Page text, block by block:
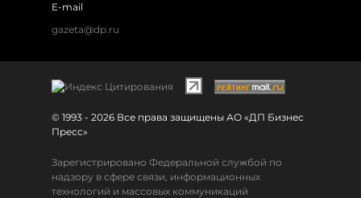
E-mail
gazeta@dp.ru
© 1993 - 2026 Все права защищены АО «ДП Бизнес
Пресс»
Зарегистрировано Федеральной службой по
надзору в сфере связи, информационных
технологий и массовых коммуникаций